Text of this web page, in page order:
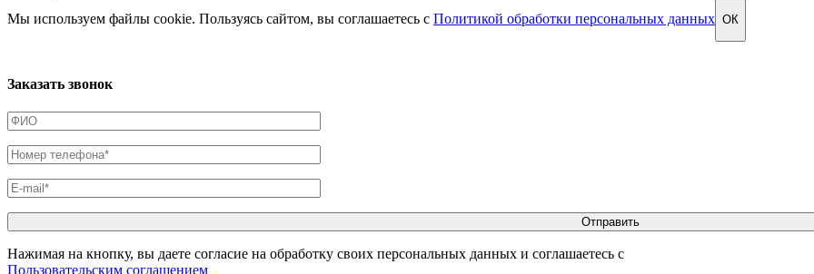
Мы используем файлы cookie. Пользуясь сайтом, вы соглашаетесь с Политикой обработки персональных данных ОК
Заказать звонок
Нажимая на кнопку, вы даете согласие на обработку своих персональных данных и соглашаетесь с
Пользовательским соглашением